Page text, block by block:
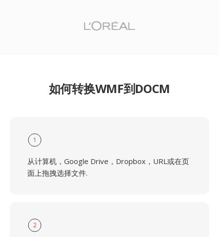
如何转换WMF到DOCM
1
从计算机，Google Drive，Dropbox，URL或在页
面上拖拽选择文件.
2